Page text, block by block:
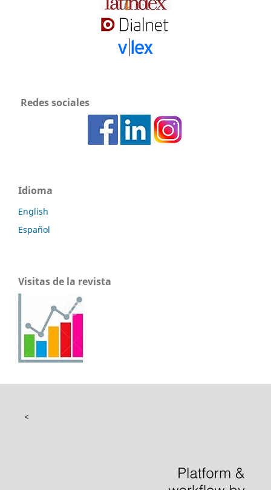
Redes sociales
Idioma
English
Español
Visitas de la revista
<